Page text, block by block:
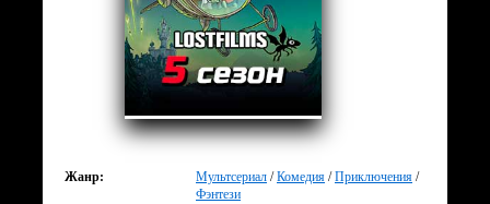
Жанр: Мультсериал /Комедия /Приключения /
Фэнтези